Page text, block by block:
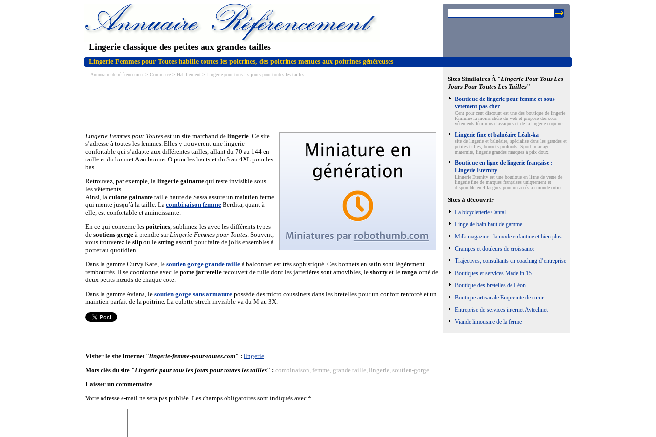
Lingerie classique des petites aux grandes tailles
Lingerie Femmes pour Toutes habille toutes les poitrines, des poitrines menues aux poitrines généreuses
Annnuaire de référencement > Commerce > Habillement > Lingerie pour tous les jours pour toutes les tailles
Lingerie Femmes pour Toutes est un site marchand de lingerie. Ce site
s’adresse à toutes les femmes. Elles y trouveront une lingerie
confortable qui s’adapte aux différentes tailles, allant du 70 au 144 en
taille et du bonnet A au bonnet O pour les hauts et du S au 4XL pour les
bas.
Retrouvez, par exemple, la lingerie gainante qui reste invisible sous
les vêtements.
Ainsi, la culotte gainante taille haute de Sassa assure un maintien ferme
qui monte jusqu’à la taille. La combinaison femme Berdita, quant à
elle, est confortable et amincissante.
En ce qui concerne les poitrines, sublimez-les avec les différents types
de soutiens-gorge à prendre surLingerie Femmes pour Toutes. Souvent,
vous trouverez le slip ou le string assorti pour faire de jolis ensembles à
porter au quotidien.
Dans la gamme Curvy Kate, le soutien gorge grande taille à balconnet est très sophistiqué. Ces bonnets en satin sont légèrement
rembourrés. Il se coordonne avec le porte jarretelle recouvert de tulle dont les jarretières sont amovibles, le shorty et le tanga orné de
deux petits nœuds de chaque côté.
Dans la gamme Aviana, le soutien gorge sans armature possède des micro coussinets dans les bretelles pour un confort renforcé et un
maintien parfait de la poitrine. La culotte strech invisible va du M au 3X.
Visiter le site Internet "lingerie-femme-pour-toutes.com" : lingerie.
Mots clés du site "Lingerie pour tous les jours pour toutes les tailles" : combinaison, femme, grande taille, lingerie, soutien-gorge.
Laisser un commentaire
Votre adresse e-mail ne sera pas publiée. Les champs obligatoires sont indiqués avec *
Sites Similaires À "Lingerie Pour Tous Les
Jours Pour Toutes Les Tailles"
Boutique de lingerie pour femme et sous
vetement pas cher
Cent pour cent discount est une des boutique de lingerie
féminine la moins chère du web et propose des sous-
vêtements féminins classiques et de la lingerie coquine.
Lingerie fine et balnéaire Léah-ka
site de lingerie et balnéaire, spécialisé dans les grandes et
petites tailles, bonnets profonds. Sport, mariage,
maternité, lingerie grandes marques à prix doux.
Boutique en ligne de lingerie française :
Lingerie Eternity
Lingerie Eternity est une boutique en ligne de vente de
lingerie fine de marques françaises uniquement et
disponible en 4 langues pour un accès au monde entier.
Sites à découvrir
La bicycletterie Cantal
Linge de bain haut de gamme
Milk magazine : la mode enfantine et bien plus
Crampes et douleurs de croissance
Trajectives, consultants en coaching d’entreprise
Boutiques et services Made in 15
Boutique des bretelles de Léon
Boutique artisanale Empreinte de cœur
Entreprise de services internet Aytechnet
Viande limousine de la ferme